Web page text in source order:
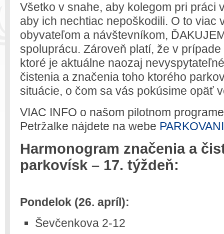
Všetko v snahe, aby kolegom pri práci
aby ich nechtiac nepoškodili. O to viac
obyvateľom a návštevníkom,
spoluprácu. Zároveň platí, že v
ktoré je aktuálne naozaj
čistenia a značenia toho ktorého
situácie, o čom sa vás pokúsime opäť
VIAC INFO o našom pilotnom
Petržalke nájdete na webe
Harmonogram značenia a
parkovísk – 17. týždeň:
Pondelok (26. apríl):
Ševčenkova 2-12